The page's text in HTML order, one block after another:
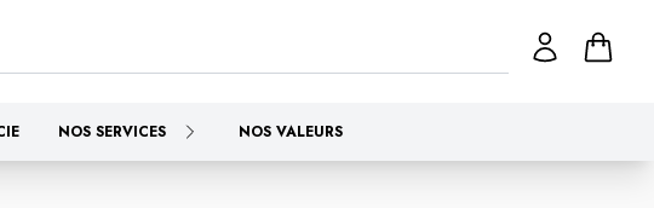
NOS SERVICES NOS VALEURS